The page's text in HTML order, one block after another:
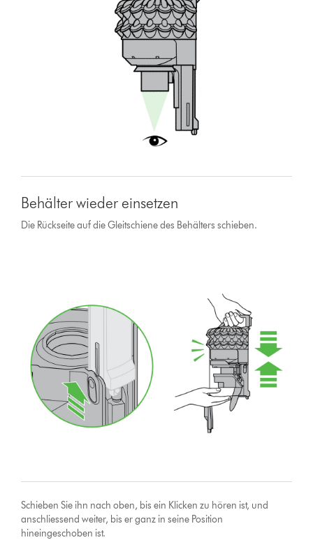
Behälter wieder einsetzen
Die Rückseite auf die Gleitschiene des Behälters schieben.
Schieben Sie ihn nach oben, bis ein Klicken zu hören ist, und
anschliessend weiter, bis er ganz in seine Position
hineingeschoben ist.